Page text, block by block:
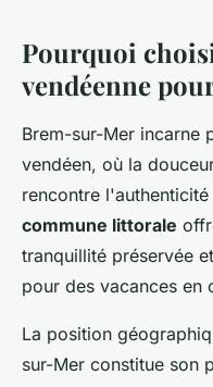
Pourquoi
vendéenne
Brem-sur-Mer incarne
vendéen, où la
rencontre
commune littorale
tranquillité préservée
pour des vacances en
La position
sur-Mer constitue son